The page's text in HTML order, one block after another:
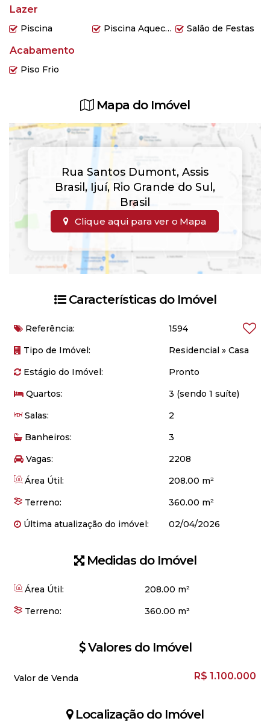
conheça pessoalmente todos os detalhes que fazem da
sua família.
Lazer
Piscina Piscina Aquecida Salão de Festas
Acabamento
Piso Frio
Mapa do Imóvel
Rua Santos Dumont, Assis
Brasil , Ijuí, Rio Grande do Sul ,
Brasil
Clique aqui para ver o Mapa
Características do Imóvel
Referência:
1594
Tipo de Imóvel:
Residencial » Casa
Estágio do Imóvel:
Pronto
Quartos:
3 (sendo 1 suíte)
Salas:
2
Banheiros:
3
Vagas:
2208
Área Útil:
208.00 m²
Terreno:
360.00 m²
Última atualização do imóvel:
02/04/2026
Medidas do Imóvel
Área Útil: 208.00 m²
Terreno:
360.00 m²
Valores do Imóvel
R$ 1.100.000
Valor de Venda
Localização do Imóvel